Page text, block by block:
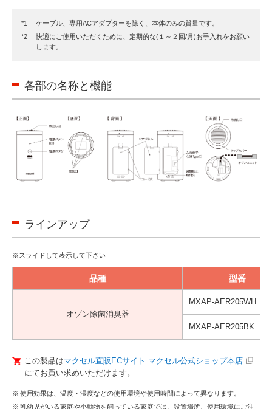
ケーブル、専用ACアダプターを除く、本体のみの質量です。
快適にご使用いただくために、定期的な(１～２回/月)お手入れをお願い
します。
各部の名称と機能
ラインアップ
品種 型番
オゾン除菌消臭器
MXAP-AER205WH
MXAP-AER205BK
この製品はマクセル直販ECサイト マクセル公式ショップ本店
にてお買い求めいただけます。
使用効果は、温度・湿度などの使用環境や使用時間によって異なります。
乳幼児がいる家庭や小動物を飼っている家庭では、設置場所、使用環境にご注